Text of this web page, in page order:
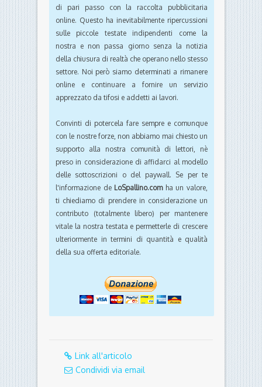
di pari passo con la raccolta pubblicitaria
online. Questo ha inevitabilmente ripercussioni
sulle piccole testate indipendenti come la
nostra e non passa giorno senza la notizia
della chiusura di realtà che operano nello stesso
settore. Noi però siamo determinati a rimanere
online e continuare a fornire un servizio
apprezzato da tifosi e addetti ai lavori.
Convinti di potercela fare sempre e comunque
con le nostre forze, non abbiamo mai chiesto un
supporto alla nostra comunità di lettori, nè
preso in considerazione di affidarci al modello
delle sottoscrizioni o del paywall. Se per te
l'informazione de LoSpallino.comha un valore,
ti chiediamo di prendere in considerazione un
contributo (totalmente libero) per mantenere
vitale la nostra testata e permetterle di crescere
ulteriormente in termini di quantità e qualità
della sua offerta editoriale.
Link all'articolo
Condividi via email